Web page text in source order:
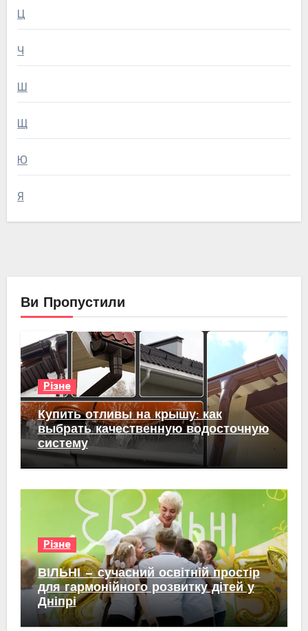
Ц
Ч
Ш
Щ
Ю
Я
Ви Пропустили
Різне
Купить отливы на крышу: как
выбрать качественную водосточную
систему
Різне
ВІЛЬНІ — сучасний освітній простір
для гармонійного розвитку дітей у
Дніпрі